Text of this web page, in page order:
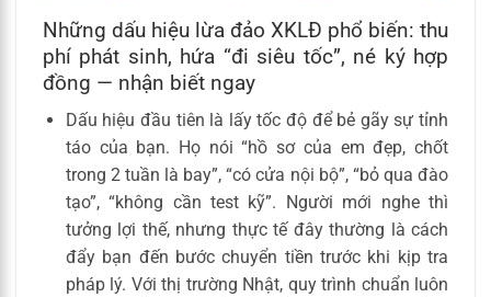
Những dấu hiệu lừa đảo XKLĐ phổ biến: thu
phí phát sinh, hứa “đi siêu tốc”, né ký hợp
đồng — nhận biết ngay
Dấu hiệu đầu tiên là lấy tốc độ để bẻ gãy sự tỉnh
táo của bạn. Họ nói “hồ sơ của em đẹp, chốt
trong 2 tuần là bay”, “có cửa nội bộ”, “bỏ qua đào
tạo”, “không cần test kỹ”. Người mới nghe thì
tưởng lợi thế, nhưng thực tế đây thường là cách
đẩy bạn đến bước chuyển tiền trước khi kịp tra
pháp lý. Với thị trường Nhật, quy trình chuẩn luôn